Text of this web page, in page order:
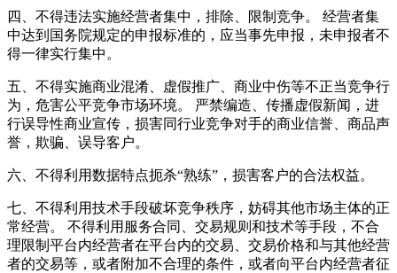
四、不得违法实施经营者集中，排除、限制竞争。 经营者集
中达到国务院规定的申报标准的，应当事先申报，未申报者不
得一律实行集中。
五、不得实施商业混淆、虚假推广、商业中伤等不正当竞争行
为，危害公平竞争市场环境。 严禁编造、传播虚假新闻，进
行误导性商业宣传，损害同行业竞争对手的商业信誉、商品声
誉，欺骗、误导客户。
六、不得利用数据特点扼杀“熟练”，损害客户的合法权益。
七、不得利用技术手段破坏竞争秩序，妨碍其他市场主体的正
常经营。 不得利用服务合同、交易规则和技术等手段，不合
理限制平台内经营者在平台内的交易、交易价格和与其他经营
者的交易等，或者附加不合理的条件，或者向平台内经营者征